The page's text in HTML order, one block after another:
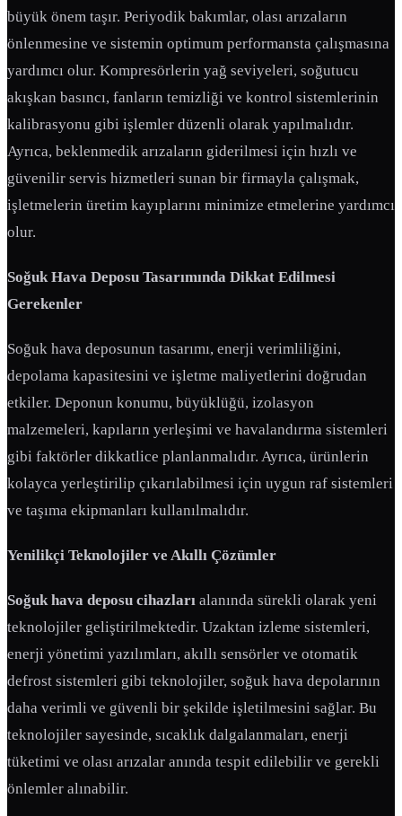
büyük önem taşır. Periyodik bakımlar, olası arızaların
önlenmesine ve sistemin optimum performansta çalışmasına
yardımcı olur. Kompresörlerin yağ seviyeleri, soğutucu
akışkan basıncı, fanların temizliği ve kontrol sistemlerinin
kalibrasyonu gibi işlemler düzenli olarak yapılmalıdır.
Ayrıca, beklenmedik arızaların giderilmesi için hızlı ve
güvenilir servis hizmetleri sunan bir firmayla çalışmak,
işletmelerin üretim kayıplarını minimize etmelerine yardımcı
olur.
Soğuk Hava Deposu Tasarımında Dikkat Edilmesi
Gerekenler
Soğuk hava deposunun tasarımı, enerji verimliliğini,
depolama kapasitesini ve işletme maliyetlerini doğrudan
etkiler. Deponun konumu, büyüklüğü, izolasyon
malzemeleri, kapıların yerleşimi ve havalandırma sistemleri
gibi faktörler dikkatlice planlanmalıdır. Ayrıca, ürünlerin
kolayca yerleştirilip çıkarılabilmesi için uygun raf sistemleri
ve taşıma ekipmanları kullanılmalıdır.
Yenilikçi Teknolojiler ve Akıllı Çözümler
Soğuk hava deposu cihazları alanında sürekli olarak yeni
teknolojiler geliştirilmektedir. Uzaktan izleme sistemleri,
enerji yönetimi yazılımları, akıllı sensörler ve otomatik
defrost sistemleri gibi teknolojiler, soğuk hava depolarının
daha verimli ve güvenli bir şekilde işletilmesini sağlar. Bu
teknolojiler sayesinde, sıcaklık dalgalanmaları, enerji
tüketimi ve olası arızalar anında tespit edilebilir ve gerekli
önlemler alınabilir.